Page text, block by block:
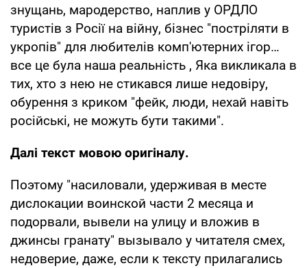
знущань, мародерство, наплив у ОРДЛО
туристів з Росії на війну, бізнес "постріляти в
укропів" для любителів комп'ютерних ігор…
все це була наша реальність , Яка викликала в
тих, хто з нею не стикався лише недовіру,
обурення з криком "фейк, люди, нехай навіть
російські, не можуть бути такими".
Далі текст мовою оригіналу.
Поэтому "насиловали, удерживая в месте
дислокации воинской части 2 месяца и
подорвали, вывели на улицу и вложив в
джинсы гранату" вызывало у читателя смех,
недоверие, даже, если к тексту прилагались